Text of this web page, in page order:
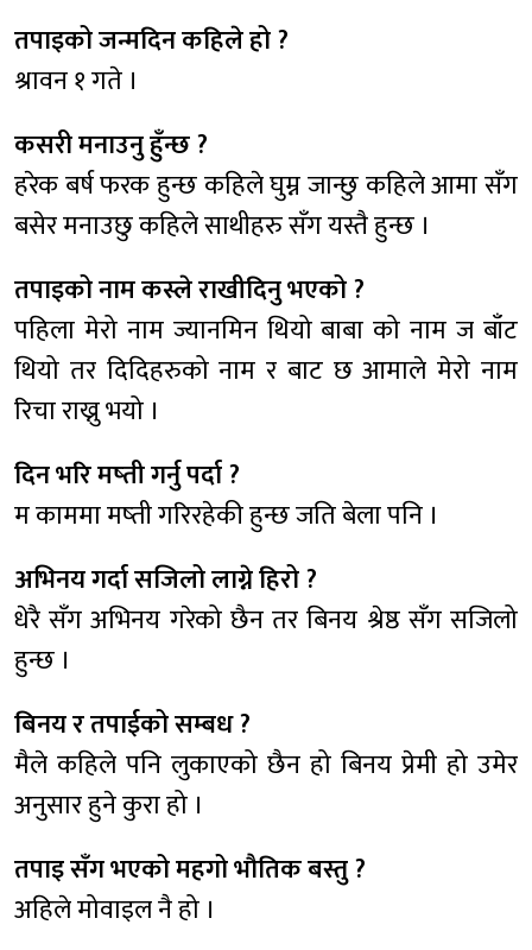
तपाइको जन्मदिन कहिले हो ?
श्रावन १ गते ।
कसरी मनाउनु हुँन्छ ?
हरेक बर्ष फरक हुन्छ कहिले घुम्न जान्छु कहिले आमा सँग
बसेर मनाउछु कहिले साथीहरु सँग यस्तै हुन्छ ।
तपाइको नाम कस्ले राखीदिनु भएको ?
पहिला मेरो नाम ज्यानमिन थियो बाबा को नाम ज बाँट
थियो तर दिदिहरुको नाम र बाट छ आमाले मेरो नाम
रिचा राख्नु भयो ।
दिन भरि मष्ती गर्नु पर्दा ?
म काममा मष्ती गरिरहेकी हुन्छ जति बेला पनि ।
अभिनय गर्दा सजिलो लाग्ने हिरो ?
धेरै सँग अभिनय गरेको छैन तर बिनय श्रेष्ठ सँग सजिलो
हुन्छ ।
बिनय र तपाईको सम्बध ?
मैले कहिले पनि लुकाएको छैन हो बिनय प्रेमी हो उमेर
अनुसार हुने कुरा हो ।
तपाइ सँग भएको महगो भौतिक बस्तु ?
अहिले मोवाइल नै हो ।